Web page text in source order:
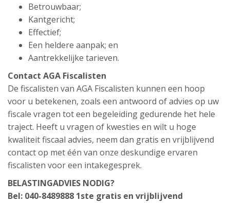
Betrouwbaar;
Kantgericht;
Effectief;
Een heldere aanpak; en
Aantrekkelijke tarieven.
Contact AGA Fiscalisten
De fiscalisten van AGA Fiscalisten kunnen een hoop
voor u betekenen, zoals een antwoord of advies op uw
fiscale vragen tot een begeleiding gedurende het hele
traject. Heeft u vragen of kwesties en wilt u hoge
kwaliteit fiscaal advies, neem dan gratis en vrijblijvend
contact op met één van onze deskundige ervaren
fiscalisten voor een intakegesprek.
BELASTINGADVIES NODIG?
Bel: 040-8489888 1ste gratis en vrijblijvend